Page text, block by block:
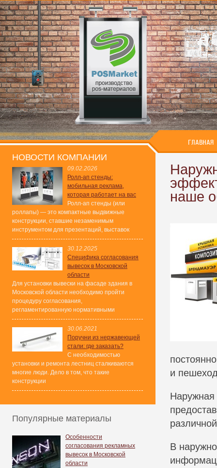
ГЛАВНАЯ
НОВОСТИ КОМПАНИИ
09.02.2026
Ролл-ап стенды:
мобильная реклама,
которая работает на вас
Ролл-ап стенды (или
роллапы) — это компактные выдвижные
конструкции, ставшие незаменимым
инструментом для презентаций, выставок
30.12.2025
Специфика согласования
вывесок в Московской
области
Для установки вывески на фасаде здания в
Московской области необходимо пройти
процедуру согласования,
регламентированную нормативными
30.06.2021
Поручни из нержавеющей
стали: где заказать?
С необходимостью
установки и ремонта лестниц сталкиваются
многие люди. Дело в том, что такие
конструкции
Популярные материалы
Особенности
согласования рекламных
вывесок в Московской
области
наше
и
Наружная
В